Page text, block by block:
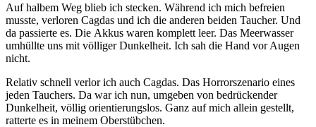
Auf halbem Weg blieb ich stecken. Während ich mich befreien
musste, verloren Cagdas und ich die anderen beiden Taucher. Und
da passierte es. Die Akkus waren komplett leer. Das Meerwasser
umhüllte uns mit völliger Dunkelheit. Ich sah die Hand vor Augen
nicht.
Relativ schnell verlor ich auch Cagdas. Das Horrorszenario eines
jeden Tauchers. Da war ich nun, umgeben von bedrückender
Dunkelheit, völlig orientierungslos. Ganz auf mich allein gestellt,
ratterte es in meinem Oberstübchen.